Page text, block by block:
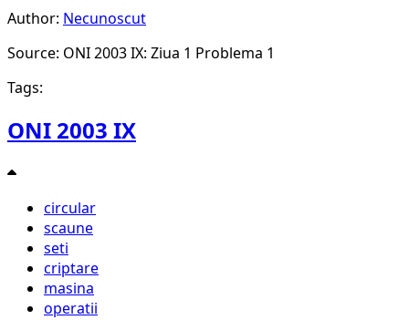
Author: Necunoscut
Source: ONI 2003 IX: Ziua 1 Problema 1
Tags:
ONI 2003 IX
circular
scaune
seti
criptare
masina
operatii